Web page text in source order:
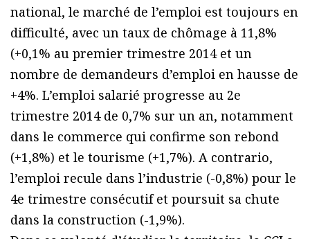
national, le marché de l’emploi est toujours en
difficulté, avec un taux de chômage à 11,8%
(+0,1% au premier trimestre 2014 et un
nombre de demandeurs d’emploi en hausse de
+4%. L’emploi salarié progresse au 2e
trimestre 2014 de 0,7% sur un an, notamment
dans le commerce qui confirme son rebond
(+1,8%) et le tourisme (+1,7%). A contrario,
l’emploi recule dans l’industrie (-0,8%) pour le
4e trimestre consécutif et poursuit sa chute
dans la construction (-1,9%).